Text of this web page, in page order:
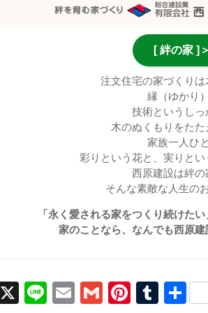
[ 絆の家 ]
注文住宅の家づくりは
縁（ゆかり
技術というしっ
木のぬくもりをたた
家族一人ひ
彩りという花と、実りとい
西原建設は絆
そんな素敵な人生の
「永く愛される家をつくり続けた
家のことなら、なんでも西原
Facebook
X LineEmailGmailPinterest
共